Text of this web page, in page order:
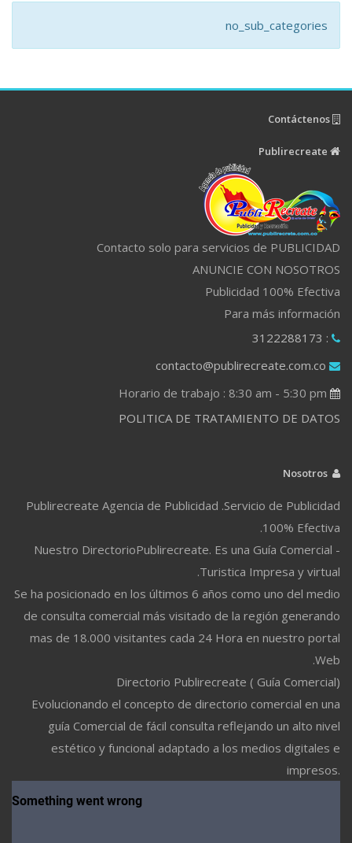
no_sub_categories
Contacto solo para servicios de PUBLICIDAD
ANUNCIE CON NOSOTROS
Publicidad 100% Efectiva
Para más información
: 3122288173
contacto@publirecreate.com.co
POLITICA DE TRATAMIENTO DE DATOS
Publirecreate Agencia de Publicidad .Servicio de Publicidad
100% Efectiva.
Nuestro DirectorioPublirecreate. Es una Guía Comercial -
Turistica Impresa y virtual.
Se ha posicionado en los últimos 6 años como uno del medio
de consulta comercial más visitado de la región generando
mas de 18.000 visitantes cada 24 Hora en nuestro portal
Web.
Directorio Publirecreate ( Guía Comercial)
Evolucionando el concepto de directorio comercial en una
guía Comercial de fácil consulta reflejando un alto nivel
estético y funcional adaptado a los medios digitales e
impresos.